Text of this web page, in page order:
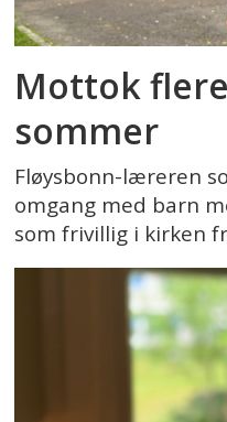
Mottok
sommer
Fløysbonn-læreren
omgang med barn
som frivillig i kirken